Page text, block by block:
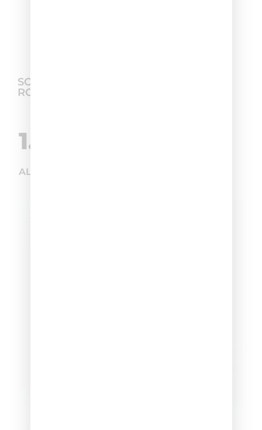
SCOPRI LA MIGLIORE HAIR CARE
ROUTINE
1.
ALIZARD COLOR – BIONDO